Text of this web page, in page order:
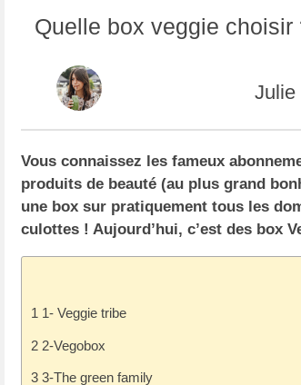
Quelle box veggie choisir
Julie
Vous connaissez les fameux
produits de beauté (au plus grand
une box sur pratiquement tous les
culottes ! Aujourd’hui, c’est des box
1 1- Veggie tribe
22-Vegobox
33-The green family